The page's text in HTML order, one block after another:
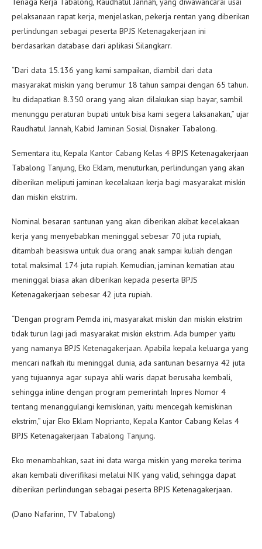
pelaksanaan rapat kerja, menjelaskan, pekerja rentan yang diberikan
perlindungan sebagai peserta BPJS Ketenagakerjaan ini
berdasarkan database dari aplikasi Silangkarr.
“Dari data 15.136 yang kami sampaikan, diambil dari data
masyarakat miskin yang berumur 18 tahun sampai dengan 65 tahun.
Itu didapatkan 8.350 orang yang akan dilakukan siap bayar, sambil
menunggu peraturan bupati untuk bisa kami segera laksanakan,” ujar
Raudhatul Jannah, Kabid Jaminan Sosial Disnaker Tabalong.
Sementara itu, Kepala Kantor Cabang Kelas 4 BPJS Ketenagakerjaan
Tabalong Tanjung, Eko Eklam, menuturkan, perlindungan yang akan
diberikan meliputi jaminan kecelakaan kerja bagi masyarakat miskin
dan miskin ekstrim.
Nominal besaran santunan yang akan diberikan akibat kecelakaan
kerja yang menyebabkan meninggal sebesar 70 juta rupiah,
ditambah beasiswa untuk dua orang anak sampai kuliah dengan
total maksimal 174 juta rupiah. Kemudian, jaminan kematian atau
meninggal biasa akan diberikan kepada peserta BPJS
Ketenagakerjaan sebesar 42 juta rupiah.
“Dengan program Pemda ini, masyarakat miskin dan miskin ekstrim
tidak turun lagi jadi masyarakat miskin ekstrim. Ada bumper yaitu
yang namanya BPJS Ketenagakerjaan. Apabila kepala keluarga yang
mencari nafkah itu meninggal dunia, ada santunan besarnya 42 juta
yang tujuannya agar supaya ahli waris dapat berusaha kembali,
sehingga inline dengan program pemerintah Inpres Nomor 4
tentang menanggulangi kemiskinan, yaitu mencegah kemiskinan
ekstrim,” ujar Eko Eklam Noprianto, Kepala Kantor Cabang Kelas 4
BPJS Ketenagakerjaan Tabalong Tanjung.
Eko menambahkan, saat ini data warga miskin yang mereka terima
akan kembali diverifikasi melalui NIK yang valid, sehingga dapat
diberikan perlindungan sebagai peserta BPJS Ketenagakerjaan.
(Dano Nafarinn, TV Tabalong)